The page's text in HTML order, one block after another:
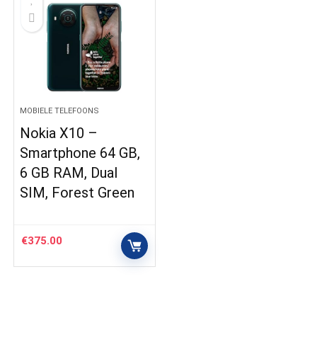
MOBIELE TELEFOONS
Nokia X10 –
Smartphone 64 GB,
6 GB RAM, Dual
SIM, Forest Green
€375.00